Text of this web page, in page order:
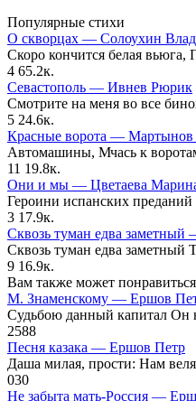
Популярные стихи
О скворцах — Солоухин
Скоро кончится белая вьюга,
4 65.2к.
Севастополь — Ивнев Рюрик
Смотрите на меня во все
5 24.6к.
Красные ворота —
Автомашины, Мчась к
11 19.8к.
Они и мы — Цветаева
Героини испанских
3 17.9к.
Сквозь туман едва
Сквозь туман едва заметный
9 16.9к.
Вам также может понравиться
М. Знаменскому — Ершов
Судьбою данный капитал Он
2588
Песня казака — Ершов Петр
Даша милая, прости: Нам
030
Не забыта мать-Россия —